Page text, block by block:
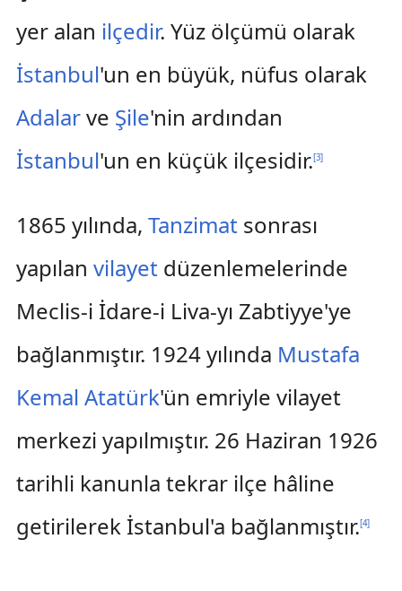
yer alan ilçedir. Yüz ölçümü olarak
İstanbul'un en büyük, nüfus olarak
Adalarve Şile'nin ardından
İstanbul'un en küçük ilçesidir.[3]
1865 yılında, Tanzimatsonrası
yapılan vilayetdüzenlemelerinde
Meclis-i İdare-i Liva-yı Zabtiyye'ye
bağlanmıştır. 1924 yılında Mustafa
Kemal Atatürk'ün emriyle vilayet
merkezi yapılmıştır. 26 Haziran 1926
tarihli kanunla tekrar ilçe hâline
getirilerek İstanbul'a bağlanmıştır.[4]